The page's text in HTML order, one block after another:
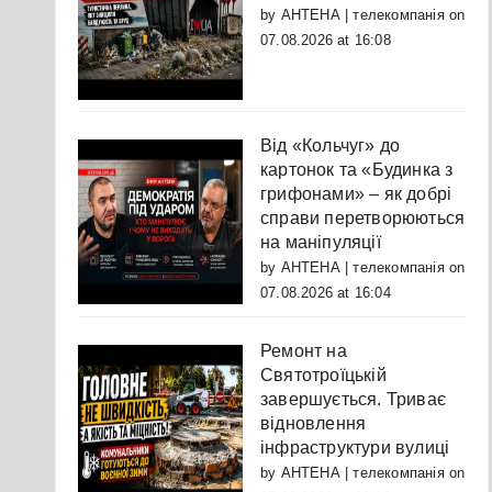
by АНТЕНА | телекомпаніяon
07.08.2026 at 16:08
Від «Кольчуг» до
картонок та «Будинка з
грифонами» – як добрі
справи перетворюються
на маніпуляції
by АНТЕНА | телекомпаніяon
07.08.2026 at 16:04
Ремонт на
Святотроїцькій
завершується. Триває
відновлення
інфраструктури вулиці
by АНТЕНА | телекомпаніяon